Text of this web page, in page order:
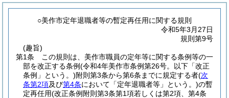
○美作市定年退職者等の暫定再任用に関する規則
令和5年3月27日
規則第9号
(趣旨)
第1条
この規則は、美作市職員の定年等に関する条例等の一
部を改正する条例(令和4年美作市条例第26号。以下「改正
条例」という。)附則第3条から第6条までに規定する者(次
条第2項及び第4条において「定年退職者等」という。)の暫
定再任用(改正条例附則第3条第1項若しくは第2項、第4条